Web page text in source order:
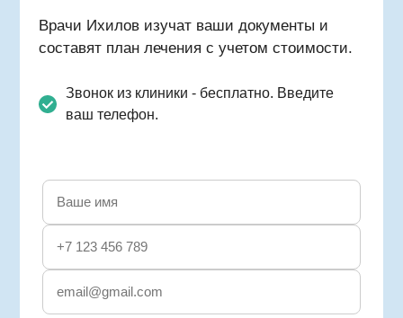
Врачи Ихилов изучат ваши документы и
составят план лечения с учетом стоимости.
Звонок из клиники - бесплатно. Введите
ваш телефон.